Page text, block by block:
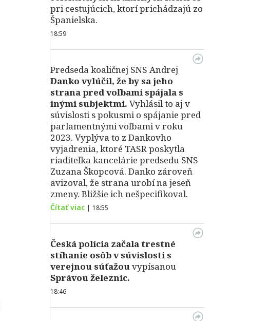
pri cestujúcich, ktorí prichádzajú zo
Španielska.
18:59
Predseda koaličnej SNS Andrej
Danko vylúčil, že by sa jeho
strana pred voľbami spájala s
inými subjektmi. Vyhlásil to aj v
súvislosti s pokusmi o spájanie pred
parlamentnými voľbami v roku
2023. Vyplýva to z Dankovho
vyjadrenia, ktoré TASR poskytla
riaditeľka kancelárie predsedu SNS
Zuzana Škopcová. Danko zároveň
avizoval, že strana urobí na jeseň
zmeny. Bližšie ich nešpecifikoval.
Čítať viac | 18:55
Česká polícia začala trestné
stíhanie osôb v súvislosti s
verejnou súťažouvypísanou
Správou železníc.
18:46